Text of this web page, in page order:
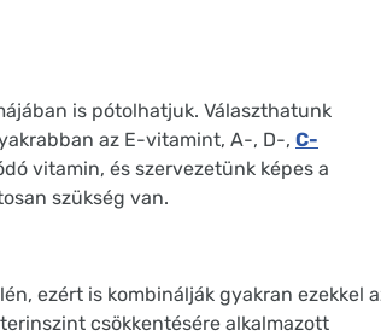
is pótolhatjuk. Választhatunk
az E-vitamint, A-, D-, C-
vitamin, és szervezetünk képes a
szükség van.
ezért is kombinálják gyakran ezekkel
csökkentésére alkalmazott